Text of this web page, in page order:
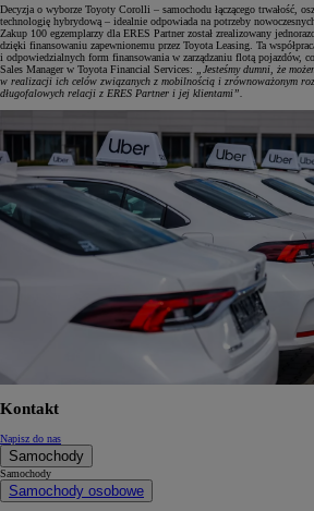
Decyzja o wyborze Toyoty Corolli – samochodu łączącego trwałość,
technologię hybrydową – idealnie odpowiada na potrzeby
Zakup 100 egzemplarzy dla ERES Partner został zrealizowany
dzięki finansowaniu zapewnionemu przez Toyota Leasing. Ta
i odpowiedzialnych form finansowania w zarządzaniu flotą pojazdów,
Sales Manager w Toyota Financial Services:
„Jesteśmy dumni, że
w realizacji ich celów związanych z mobilnością i zrównoważonym
długofalowych relacji z ERES Partner i jej klientami”.
Kontakt
Napisz do nas
Samochody
Samochody
Samochody osobowe